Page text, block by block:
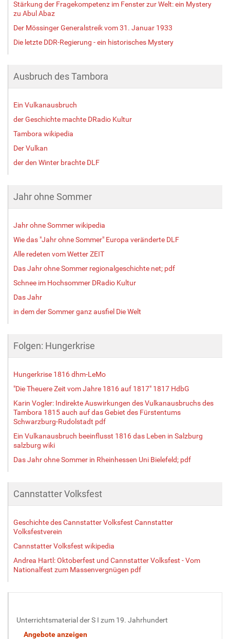
Stärkung der Fragekompetenz im Fenster zur Welt: ein Mystery
zu Abul Abaz
Der Mössinger Generalstreik vom 31. Januar 1933
Die letzte DDR-Regierung - ein historisches Mystery
Ausbruch des Tambora
Ein Vulkanausbruch
der Geschichte machte DRadio Kultur
Tambora wikipedia
Der Vulkan
der den Winter brachte DLF
Jahr ohne Sommer
Jahr ohne Sommer wikipedia
Wie das "Jahr ohne Sommer" Europa veränderte DLF
Alle redeten vom Wetter ZEIT
Das Jahr ohne Sommer regionalgeschichte net; pdf
Schnee im Hochsommer DRadio Kultur
Das Jahr
in dem der Sommer ganz ausfiel Die Welt
Folgen: Hungerkrise
Hungerkrise 1816 dhm-LeMo
"Die Theuere Zeit vom Jahre 1816 auf 1817" 1817 HdbG
Karin Vogler: Indirekte Auswirkungen des Vulkanausbruchs des
Tambora 1815 auch auf das Gebiet des Fürstentums
Schwarzburg-Rudolstadt pdf
Ein Vulkanausbruch beeinflusst 1816 das Leben in Salzburg
salzburg wiki
Das Jahr ohne Sommer in Rheinhessen Uni Bielefeld; pdf
Cannstatter Volksfest
Geschichte des Cannstatter Volksfest Cannstatter
Volksfestverein
Cannstatter Volksfest wikipedia
Andrea Hartl: Oktoberfest und Cannstatter Volksfest - Vom
Nationalfest zum Massenvergnügen pdf
Unterrichtsmaterial der S I zum 19. Jahrhundert